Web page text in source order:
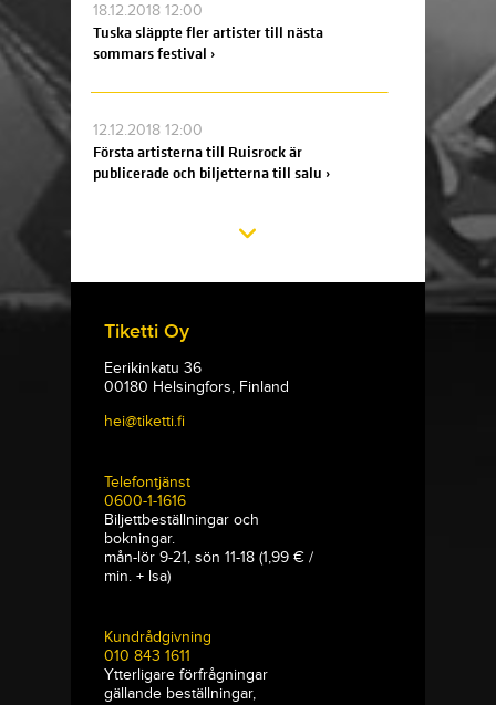
18.12.2018 12:00
Tuska släppte fler artister till nästa
sommars festival ›
12.12.2018 12:00
Första artisterna till Ruisrock är
publicerade och biljetterna till salu ›
Tiketti Oy
Eerikinkatu 36
00180 Helsingfors, Finland
hei@tiketti.fi
Telefontjänst
0600-1-1616
Biljettbeställningar och
bokningar.
mån-lör 9-21, sön 11-18 (1,99 € /
min. + lsa)
Kundrådgivning
010 843 1611
Ytterligare förfrågningar
gällande beställningar,